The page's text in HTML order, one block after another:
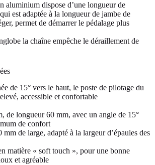
aluminium dispose d’une longueur de
est adaptée à la longueur de jambe de
permet de démarrer le pédalage plus
la chaîne empêche le déraillement de
de 15° vers le haut, le poste de pilotage du
accessible et confortable
de longueur 60 mm, avec un angle de 15°
de confort
de large, adapté à la largeur d’épaules des
matière « soft touch », pour une bonne
et agréable